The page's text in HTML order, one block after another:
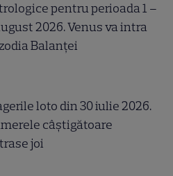
pentru perioada 1 –
2026. Venus va intra
Balanței
loto din 30 iulie 2026.
câştigătoare
joi